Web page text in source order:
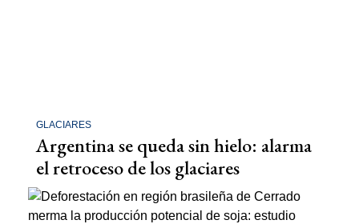
GLACIARES
Argentina se queda sin hielo: alarma
el retroceso de los glaciares